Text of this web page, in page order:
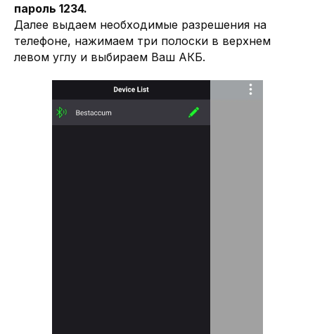
пароль 1234.
Далее выдаем необходимые разрешения на
телефоне, нажимаем три полоски в верхнем
левом углу и выбираем Ваш АКБ.